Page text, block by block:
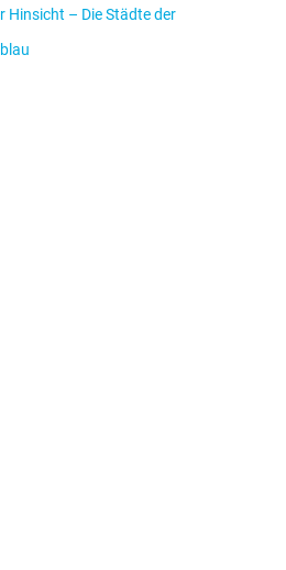
Hinsicht – Die Städte der